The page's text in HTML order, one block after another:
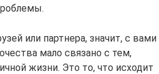
или партнера, значит, с вами
мало связано с тем,
жизни. Это то, что исходит